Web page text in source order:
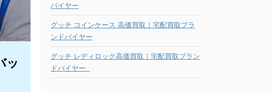
ッ
バイヤー
グッチ コインケース 高価買取｜宅配買取ブラ
ンドバイヤー
グッチ レディロック高価買取｜宅配買取ブラン
ドバイヤー